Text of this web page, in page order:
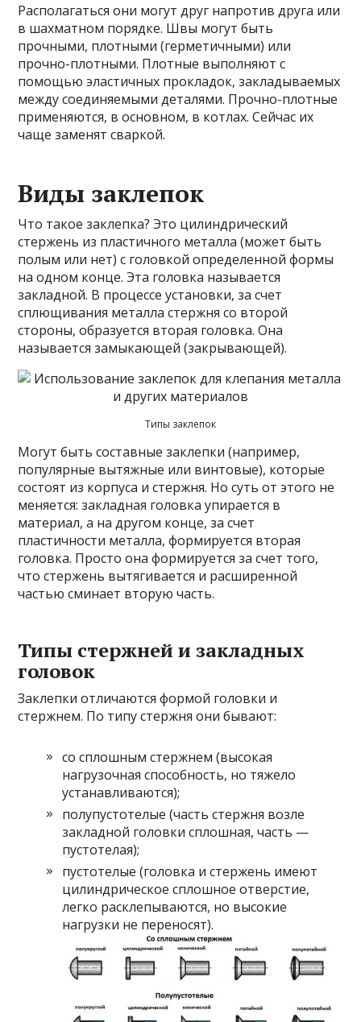
Располагаться они могут друг напротив друга или
в шахматном порядке. Швы могут быть
прочными, плотными (герметичными) или
прочно-плотными. Плотные выполняют с
помощью эластичных прокладок, закладываемых
между соединяемыми деталями. Прочно-плотные
применяются, в основном, в котлах. Сейчас их
чаще заменят сваркой.
Виды заклепок
Что такое заклепка? Это цилиндрический
стержень из пластичного металла (может быть
полым или нет) с головкой определенной формы
на одном конце. Эта головка называется
закладной. В процессе установки, за счет
сплющивания металла стержня со второй
стороны, образуется вторая головка. Она
называется замыкающей (закрывающей).
Типы заклепок
Могут быть составные заклепки (например,
популярные вытяжные или винтовые), которые
состоят из корпуса и стержня. Но суть от этого не
меняется: закладная головка упирается в
материал, а на другом конце, за счет
пластичности металла, формируется вторая
головка. Просто она формируется за счет того,
что стержень вытягивается и расширенной
частью сминает вторую часть.
Типы стержней и закладных
головок
Заклепки отличаются формой головки и
стержнем. По типу стержня они бывают:
со сплошным стержнем (высокая
нагрузочная способность, но тяжело
устанавливаются);
полупустотелые (часть стержня возле
закладной головки сплошная, часть —
пустотелая);
пустотелые (головка и стержень имеют
цилиндрическое сплошное отверстие,
легко расклепываются, но высокие
нагрузки не переносят).